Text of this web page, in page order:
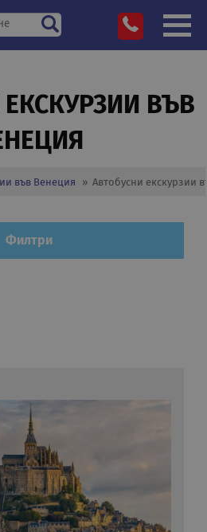
ВЪВ
във Венеция » Автобусни eкскурзии
Филтри